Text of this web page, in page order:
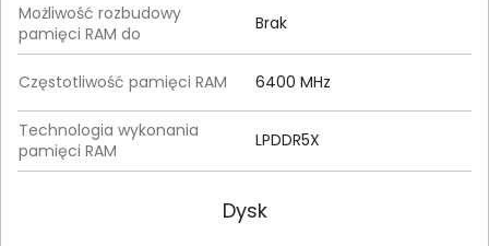
Możliwość rozbudowy
pamięci RAM do
Brak
Częstotliwość pamięci RAM 6400 MHz
Technologia wykonania
pamięci RAM
LPDDR5X
Dysk